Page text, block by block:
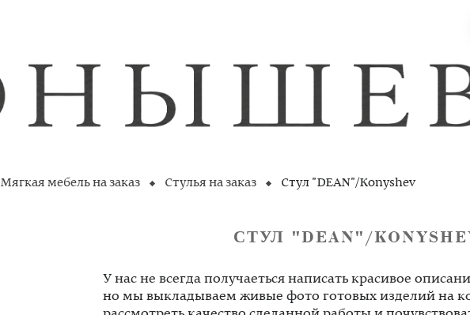
Мягкая мебель на заказ Стулья на заказ Стул "DEAN"/Konyshev
СТУЛ "DEAN"/
У нас не всегда получаеться написать красивое
но мы выкладываем живые фото готовых изделий на